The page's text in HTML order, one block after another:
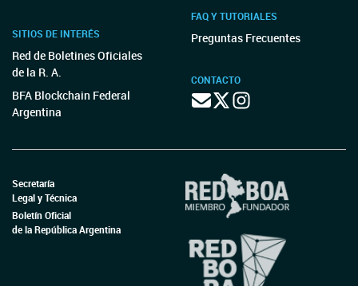
SITIOS DE INTERÉS
Red de Boletines Oficiales
de la R. A.
BFA Blockchain Federal
Argentina
FAQ Y TUTORIALES
Preguntas Frecuentes
CONTACTO
Secretaría
Legal y Técnica
Boletín Oficial
de la República Argentina